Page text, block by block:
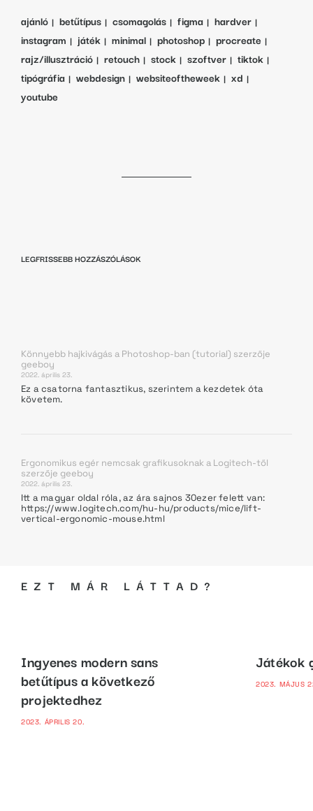
ajánló betűtípus csomagolás figma
hardver
instagram
játék minimal photoshop
procreate
rajz/illusztráció
retouch stock szoftver
tiktok
tipógráfia
webdesign websiteoftheweek
xd
youtube
LEGFRISSEBB HOZZÁSZÓLÁSOK
Könnyebb hajkivágás a Photoshop-ban (tutorial) szerzője
geeboy
2022. április 23.
Ez a csatorna fantasztikus, szerintem a kezdetek óta
követem.
Ergonomikus egér nemcsak grafikusoknak a Logitech-től
szerzője geeboy
2022. április 23.
Itt a magyar oldal róla, az ára sajnos 30ezer felett van:
https://www.logitech.com/hu-hu/products/mice/lift-
vertical-ergonomic-mouse.html
EZT MÁR LÁTTAD?
Ingyenes modern sans
betűtípus a következő
projektedhez
2023. ÁPRILIS 20.
Játékok
2023. MÁJUS